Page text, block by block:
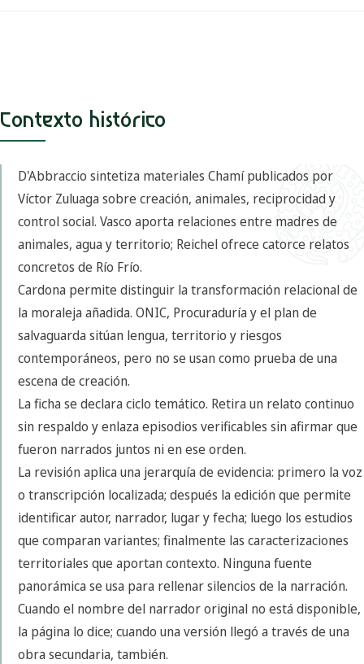
Contexto histórico
D'Abbraccio sintetiza materiales Chamí publicados por
Víctor Zuluaga sobre creación, animales, reciprocidad y
control social. Vasco aporta relaciones entre madres de
animales, agua y territorio; Reichel ofrece catorce relatos
concretos de Río Frío.
Cardona permite distinguir la transformación relacional de
la moraleja añadida. ONIC, Procuraduría y el plan de
salvaguarda sitúan lengua, territorio y riesgos
contemporáneos, pero no se usan como prueba de una
escena de creación.
La ficha se declara ciclo temático. Retira un relato continuo
sin respaldo y enlaza episodios verificables sin afirmar que
fueron narrados juntos ni en ese orden.
La revisión aplica una jerarquía de evidencia: primero la voz
o transcripción localizada; después la edición que permite
identificar autor, narrador, lugar y fecha; luego los estudios
que comparan variantes; finalmente las caracterizaciones
territoriales que aportan contexto. Ninguna fuente
panorámica se usa para rellenar silencios de la narración.
Cuando el nombre del narrador original no está disponible,
la página lo dice; cuando una versión llegó a través de una
obra secundaria, también.